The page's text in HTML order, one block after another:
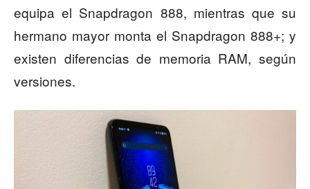
equipa el Snapdragon 888, mientras que su
hermano mayor monta el Snapdragon 888+; y
existen diferencias de memoria RAM, según
versiones.